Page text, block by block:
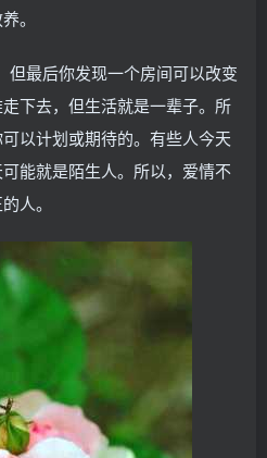
。
但最后你发现一个房间可以改变
下去，但生活就是一辈子。所
以计划或期待的。有些人今天
能就是陌生人。所以，爱情不
人。